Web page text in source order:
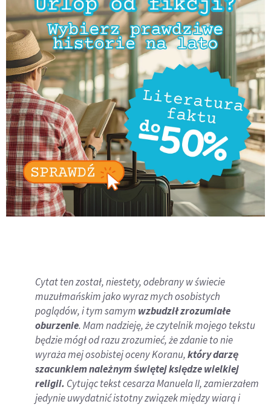
Cytat ten został, niestety, odebrany w świecie
muzułmańskim jako wyraz mych osobistych
poglądów, i tym samym wzbudził zrozumiałe
oburzenie. Mam nadzieję, że czytelnik mojego tekstu
będzie mógł od razu zrozumieć, że zdanie to nie
wyraża mej osobistej oceny Koranu,który darzę
szacunkiem należnym świętej księdze wielkiej
religii. Cytując tekst cesarza Manuela II, zamierzałem
jedynie uwydatnić istotny związek między wiarą i